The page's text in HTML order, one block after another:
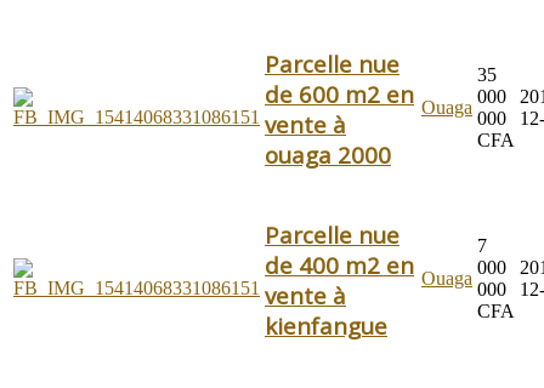
Parcelle nue
de 600 m2 en
vente à
ouaga 2000
Ouaga
35
000
000
CFA
Parcelle nue
de 400 m2 en
vente à
kienfangue
Ouaga
7
000
000
CFA